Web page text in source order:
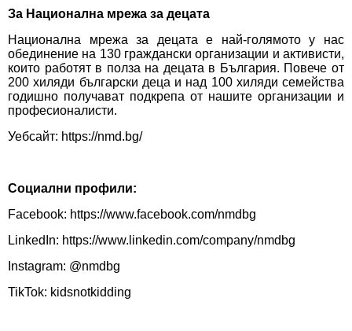
За Национална мрежа за децата
Национална мрежа за децата е най-голямото у нас
обединение на 130 граждански организации и активисти,
които работят в полза на децата в България. Повече от
200 хиляди български деца и над 100 хиляди семейства
годишно получават подкрепа от нашите организации и
професионалисти.
Уебсайт: https://nmd.bg/
Социални профили:
Facebook: https://www.facebook.com/nmdbg
LinkedIn: https://www.linkedin.com/company/nmdbg
Instagram: @nmdbg
TikTok: kidsnotkidding